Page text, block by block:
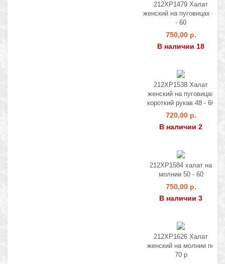
212ХР1479 Халат
женский на пуговицах 48
- 60
750,00 р.
В наличии 18
212ХР1538 Халат
женский на пуговицах
короткий рукав 48 - 60
720,00 р.
В наличии 2
212ХР1584 халат на
молнии 50 - 60
750,00 р.
В наличии 3
212ХР1626 Халат
женский на молнии по
70 р